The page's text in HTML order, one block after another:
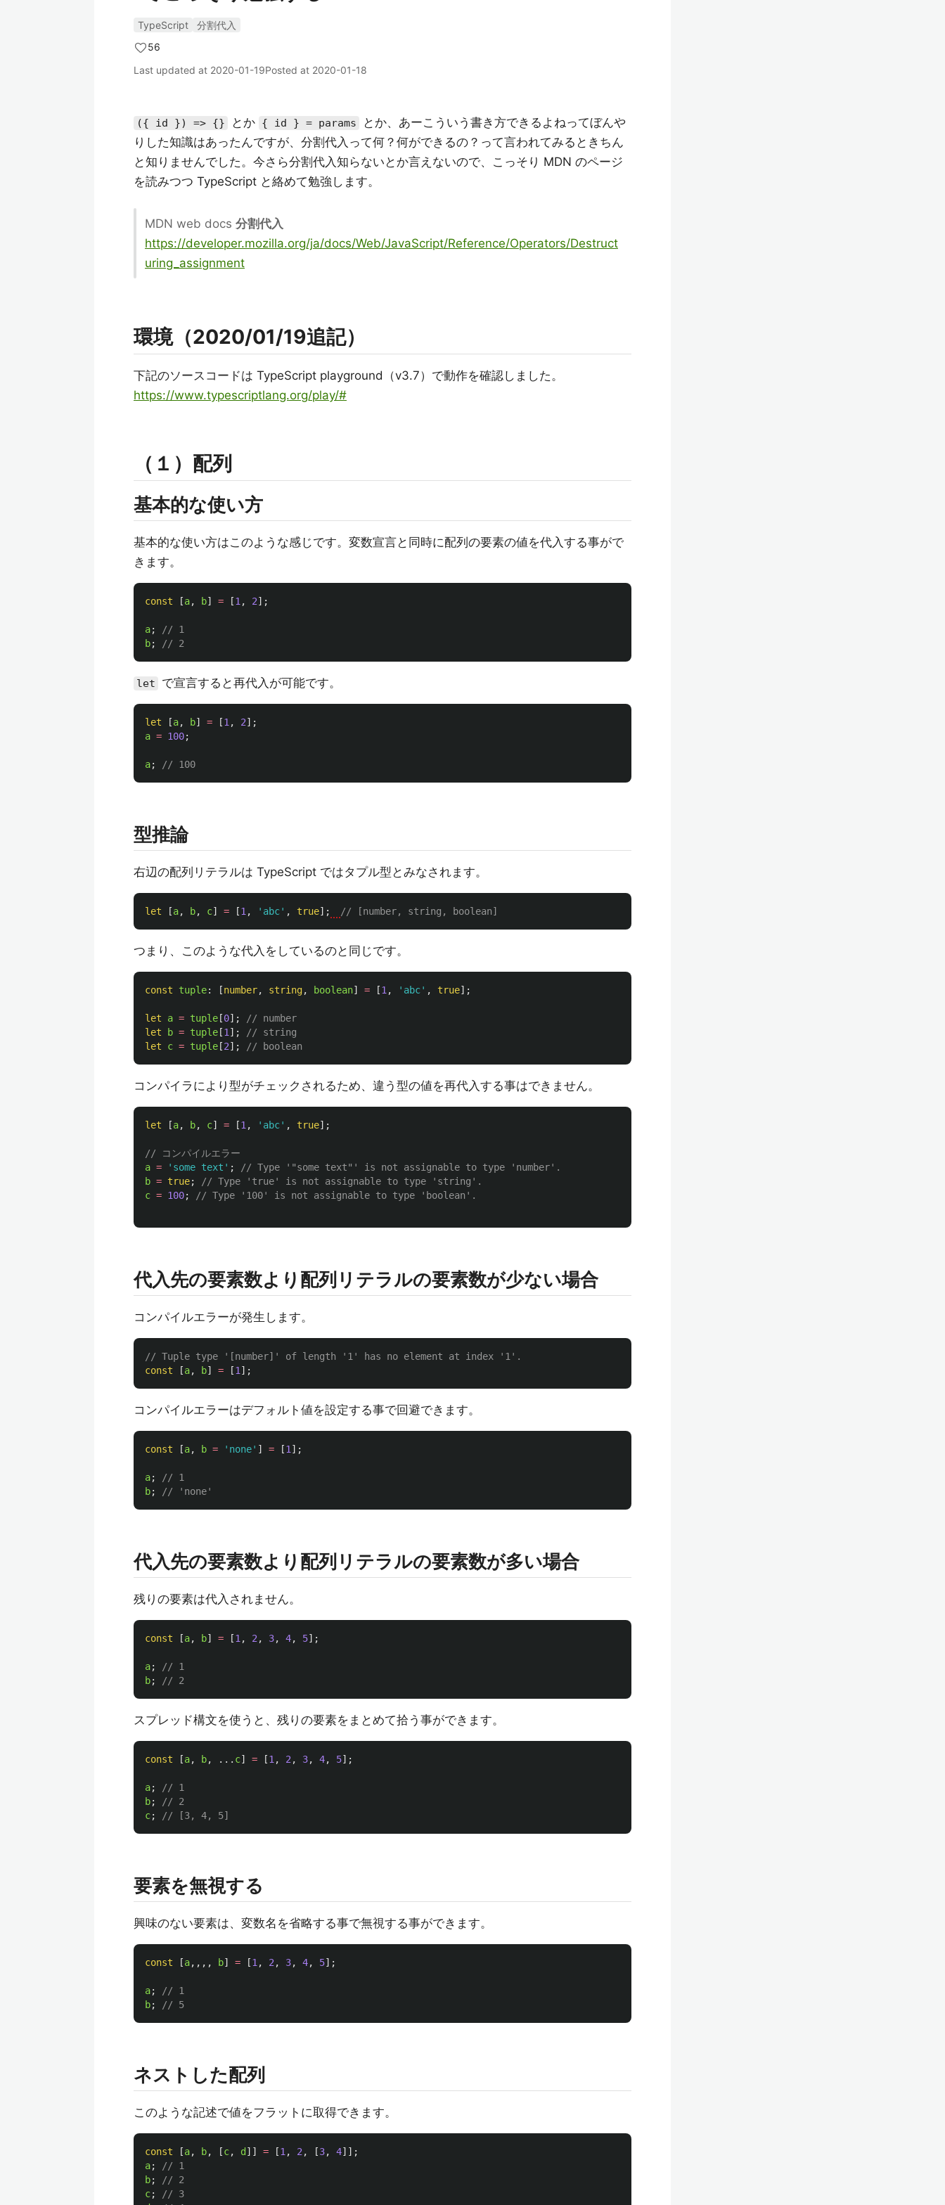
TypeScript
分割代入
56
Last updated at 2020-01-19Posted at 2020-01-18
({ id }) => {} とか { id } = params
とか、あーこういう書き方できるよねってぼんや
りした知識はあったんですが、分割代入って何？何ができるの？って言われてみるときちん
と知りませんでした。今さら分割代入知らないとか言えないので、こっそり MDN のページ
を読みつつ TypeScript と絡めて勉強します。
MDN web docs 分割代入
https://developer.mozilla.org/ja/docs/Web/JavaScript/Reference/Operators/Destruct
uring_assignment
環境（2020/01/19追記）
下記のソースコードは TypeScript playground（v3.7）で動作を確認しました。
https://www.typescriptlang.org/play/#
（１）配列
基本的な使い方
基本的な使い方はこのような感じです。変数宣言と同時に配列の要素の値を代入する事がで
きます。
const [a, b] = [1 , 2];
a;
// 1
b; // 2
let で宣言すると再代入が可能です。
let [a, b] = [1 , 2];
a = 100;
a; // 100
型推論
右辺の配列リテラルは TypeScript ではタプル型とみなされます。
let [a, b, c] = [1 , ' abc' , true]; // [number, string, boolean]
つまり、このような代入をしているのと同じです。
const tuple: [number, string, boolean] = [1 , ' abc' , true];
let a = tuple [0];
// number
let
b = tuple [1 ];
// string
let
c = tuple [2]; // boolean
コンパイラにより型がチェックされるため、違う型の値を再代入する事はできません。
let [a, b, c] = [1 , ' abc' , true];
// コンパイルエラー
a = ' some text ' ;
// Type '"some text"' is not assignable to type 'number'.
b = true;
// Type 'true' is not assignable to type 'string'.
c = 100; // Type '100' is not assignable to type 'boolean'.
代入先の要素数より配列リテラルの要素数が少ない場合
コンパイルエラーが発生します。
// Tuple type '[number]' of length '1' has no element at index '1'.
const
[a, b] = [1 ];
コンパイルエラーはデフォルト値を設定する事で回避できます。
const [a, b = ' none' ] = [1 ];
a;
// 1
b; // 'none'
代入先の要素数より配列リテラルの要素数が多い場合
残りの要素は代入されません。
const [a, b] = [1 , 2 , 3, 4, 5];
a;
// 1
b; // 2
スプレッド構文を使うと、残りの要素をまとめて拾う事ができます。
const [a, b, ... c] = [1 , 2 , 3, 4, 5];
a;
// 1
b;
// 2
c; // [3, 4, 5]
要素を無視する
興味のない要素は、変数名を省略する事で無視する事ができます。
const [a,,,, b] = [1 , 2 , 3, 4, 5];
a;
// 1
b; // 5
ネストした配列
このような記述で値をフラットに取得できます。
const [a, b, [c, d ]] = [1 , 2 , [3, 4]];
a;
// 1
b;
// 2
c;
// 3